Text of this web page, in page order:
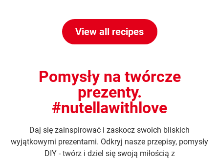
View all recipes
Pomysły na twórcze
prezenty.
#nutellawithlove
Daj się zainspirować i zaskocz swoich bliskich
wyjątkowymi prezentami. Odkryj nasze przepisy, pomysły
DIY - twórz i dziel się swoją miłością z